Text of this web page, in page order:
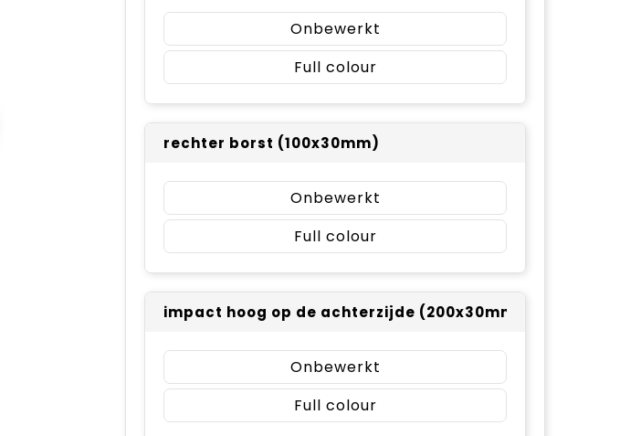
Onbewerkt
Full colour
rechter borst (100x30mm)
Onbewerkt
Full colour
impact hoog op de achterzijde (200x30mm)
Onbewerkt
Full colour